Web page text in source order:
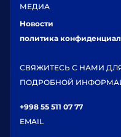
МЕДИА
Новости
политика
СВЯЖИТЕСЬ С НАМИ
ПОДРОБНОЙ
+998 55 511 07 77
EMAIL